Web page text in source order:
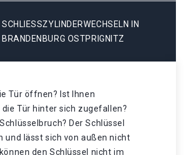
SCHLIESSZYLINDERWECHSELN IN B
RANDENBURG OSTPRIGNITZ
Tür öffnen? Ist Ihnen
Tür hinter sich zugefallen?
Der Schlüssel
und lässt sich von außen nicht
den Schlüssel nicht im